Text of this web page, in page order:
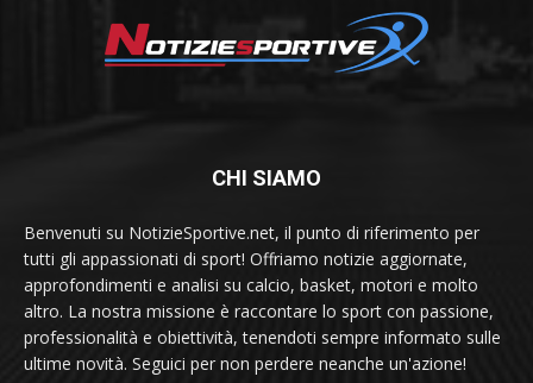
CHI SIAMO
Benvenuti su NotizieSportive.net, il punto di riferimento per
tutti gli appassionati di sport! Offriamo notizie aggiornate,
approfondimenti e analisi su calcio, basket, motori e molto
altro. La nostra missione è raccontare lo sport con passione,
professionalità e obiettività, tenendoti sempre informato sulle
ultime novità. Seguici per non perdere neanche un'azione!